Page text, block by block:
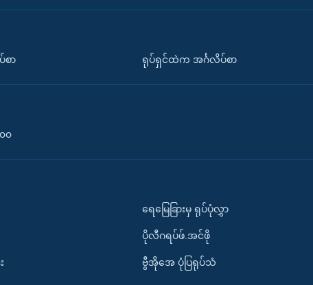
စာ ရုပ်ရှင်ထဲက အင်္ဂလိပ်စာ
၀
ရေမြေခြားမှ ရုပ်ပုံလွှာ
ပိုလီဂရပ်ဖ်.အင်ဖို
ဗွီအိုအေ ပုံပြရုပ်သံ